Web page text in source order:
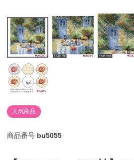
人気商品
商品番号 bu5055